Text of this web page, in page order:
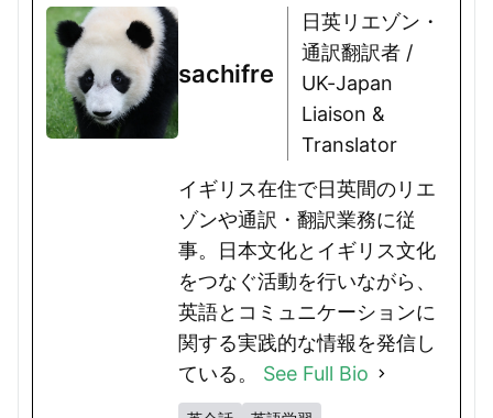
sachifre
日英リエゾン・
通訳翻訳者 /
UK-Japan
Liaison &
Translator
イギリス在住で日英間のリエ
ゾンや通訳・翻訳業務に従
事。日本文化とイギリス文化
をつなぐ活動を行いながら、
英語とコミュニケーションに
関する実践的な情報を発信し
ている。 See Full Bio